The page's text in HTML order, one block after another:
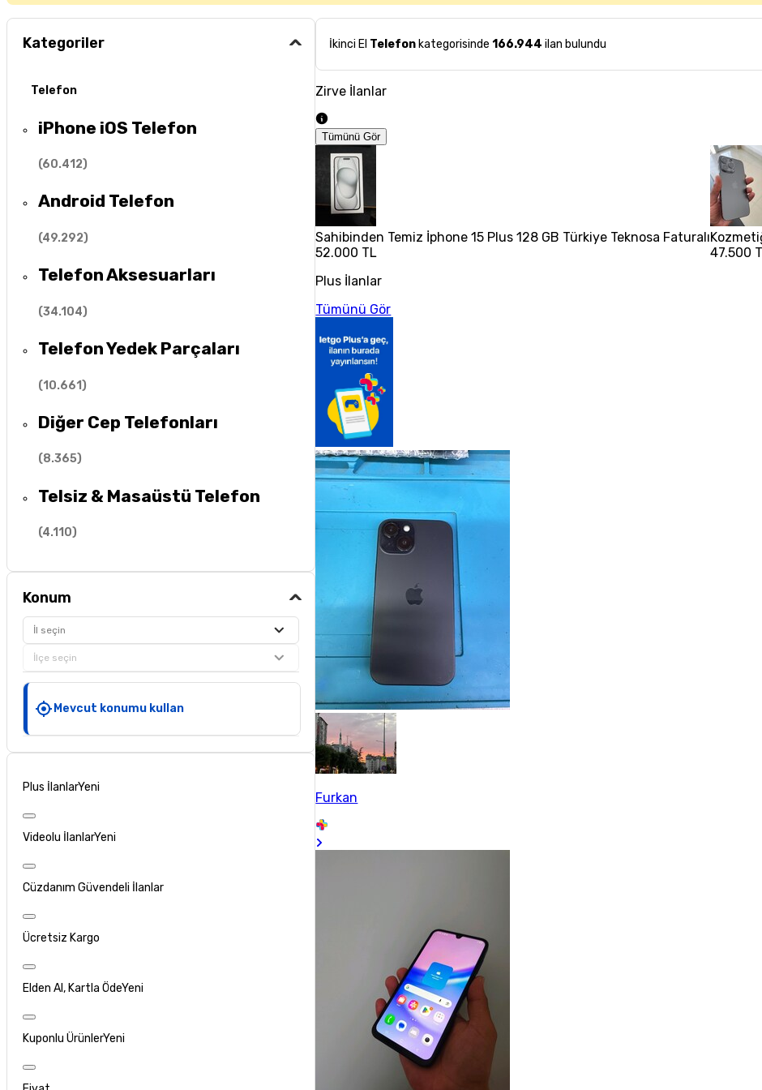
Kategoriler
Telefon
iPhone iOS Telefon
(60.412)
Android Telefon
(49.292)
Telefon Aksesuarları
(34.104)
Telefon Yedek Parçaları
(10.661)
Diğer Cep Telefonları
(8.365)
Telsiz & Masaüstü Telefon
(4.110)
Konum
İl seçin
İlçe seçin
Mevcut konumu kullan
Plus İlanlarYeni
Videolu İlanlarYeni
Cüzdanım Güvendeli İlanlar
Ücretsiz Kargo
Elden Al, Kartla ÖdeYeni
Kuponlu ÜrünlerYeni
İkinci El Telefon kategorisinde 166.944 ilan bulundu
Zirve İlanlar
Tümünü Gör
Sahibinden Temiz İphone 15 Plus 128 GB Türkiye Teknosa Faturalı
52.000 TL
47.500
Plus İlanlar
Tümünü Gör
Furkan